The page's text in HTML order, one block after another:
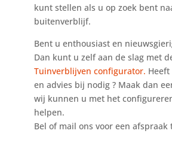
kunt stellen als u op zoek bent
buitenverblijf.
Bent u enthousiast en
Dan kunt u zelf aan de slag met
Tuinverblijven configurator.
en advies bij nodig ? Maak dan
wij kunnen u met het
helpen.
Bel of mail ons voor een afspraak